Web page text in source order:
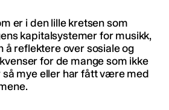
er i den lille kretsen som
kapitalsystemer for musikk,
å reflektere over sosiale og
for de mange som ikke
så mye eller har fått være med